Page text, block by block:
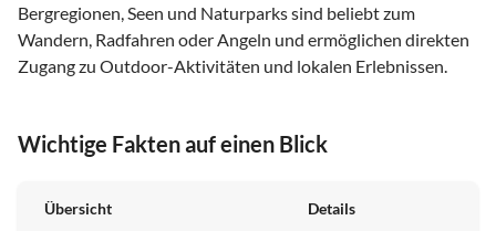
Bergregionen, Seen und Naturparks sind beliebt zum
Wandern, Radfahren oder Angeln und ermöglichen direkten
Zugang zu Outdoor-Aktivitäten und lokalen Erlebnissen.
Wichtige Fakten auf einen Blick
Übersicht Details